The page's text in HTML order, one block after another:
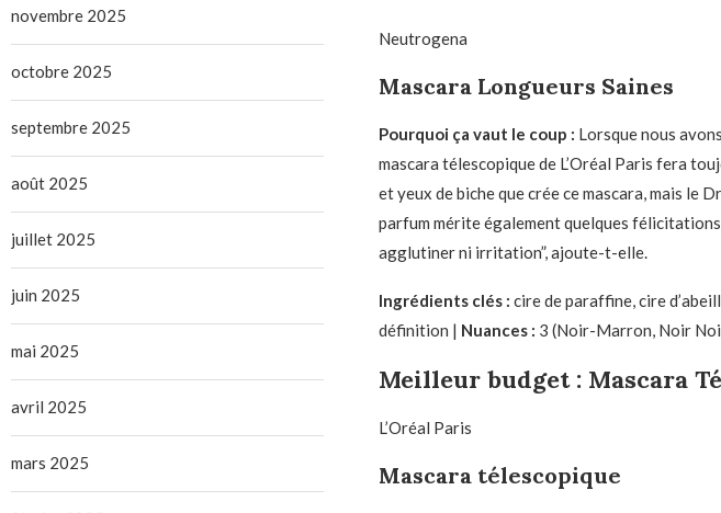
Neutrogena
Mascara Longueurs Saines
Pourquoi ça vaut le coup : Lorsque nous
mascara télescopique de L’Oréal Paris fera
et yeux de biche que crée ce mascara, mais le
parfum mérite également quelques
agglutiner ni irritation”, ajoute-t-elle.
Ingrédients clés : cire de paraffine, cire
définition | Nuances : 3 (Noir-Marron, Noir
Meilleur budget :Mascara
L’Oréal Paris
Mascara télescopique
novembre 2025
octobre 2025
septembre 2025
août 2025
juillet 2025
juin 2025
mai 2025
avril 2025
mars 2025